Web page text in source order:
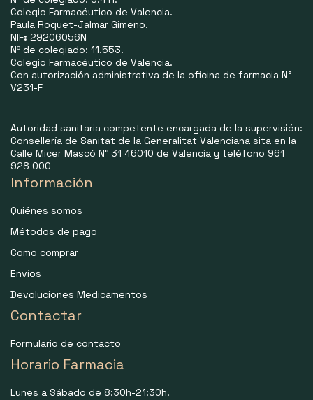
Colegio Farmacéutico de Valencia.
Paula Roquet-Jalmar Gimeno.
NIF: 29206056N
Nº de colegiado: 11.553.
Colegio Farmacéutico de Valencia.
Con autorización administrativa de la oficina de farmacia N°
V231-F
Autoridad sanitaria competente encargada de la supervisión:
Consellería de Sanitat de la Generalitat Valenciana sita en la
Calle Micer Mascó N° 31 46010 de Valencia y teléfono 961
928 000
Información
Quiénes somos
Métodos de pago
Como comprar
Envíos
Devoluciones Medicamentos
Contactar
Formulario de contacto
Horario Farmacia
Lunes a Sábado de 8:30h-21:30h.